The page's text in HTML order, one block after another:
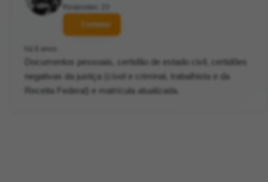
Respostas: 23
Contatar
há 6 anos
Documentos pessoais, certidão de estado civil, certidões
negativas da justiça (cível e criminal, trabalhista e da
Receita Federal) e matrícula atualizada.